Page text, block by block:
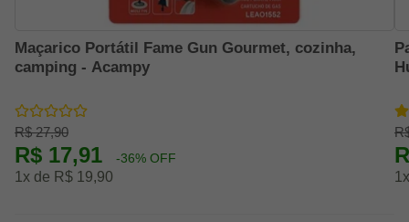
Maçarico Portátil Fame Gun Gourmet, cozinha,
camping - Acampy
R$ 27,90
R$ 17,91 -36% OFF
1x de R$ 19,90